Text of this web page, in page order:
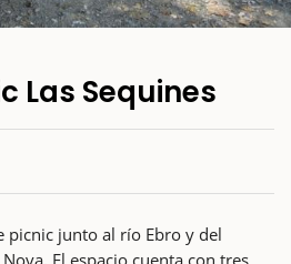
Las Sequines
picnic junto al río Ebro y del
El espacio cuenta con tres